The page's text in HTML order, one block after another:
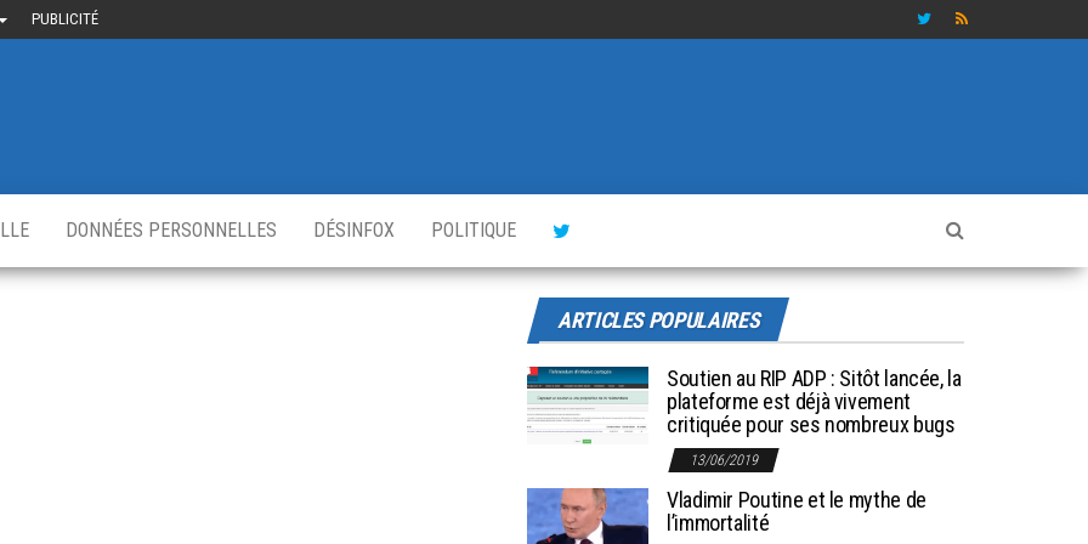
PUBLICITÉ
DONNÉES PERSONNELLES DÉSINFOX POLITIQUE
ARTICLES POPULAIRES
Soutien au RIP ADP : Sitôt lancée, la
plateforme est déjà vivement
critiquée pour ses nombreux bugs
13/06/2019
Vladimir Poutine et le mythe de
l’immortalité